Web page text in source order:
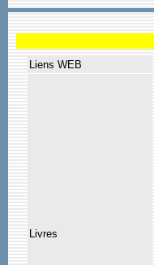
Liens WEB
Livres